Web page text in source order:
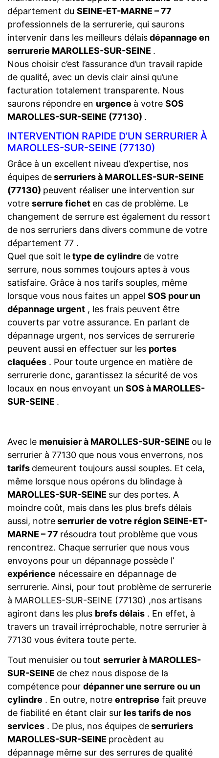
département du SEINE-ET-MARNE – 77
professionnels de la serrurerie, qui saurons
intervenir dans les meilleurs délaisdépannage en
serrurerie MAROLLES-SUR-SEINE .
Nous choisir c’est l’assurance d’un travail rapide
de qualité, avec un devis clair ainsi qu’une
facturation totalement transparente. Nous
saurons répondre en urgence à votre SOS
MAROLLES-SUR-SEINE (77130) .
INTERVENTION RAPIDE D’UN SERRURIER À
MAROLLES-SUR-SEINE (77130)
Grâce à un excellent niveau d’expertise, nos
équipes deserruriers à MAROLLES-SUR-SEINE
(77130) peuvent réaliser une intervention sur
votre serrure fichet en cas de problème. Le
changement de serrure est également du ressort
de nos serruriers dans divers commune de votre
département 77 .
Quel que soit letype de cylindre de votre
serrure, nous sommes toujours aptes à vous
satisfaire. Grâce à nos tarifs souples, même
lorsque vous nous faites un appel SOS pour un
dépannage urgent , les frais peuvent être
couverts par votre assurance. En parlant de
dépannage urgent, nos services de serrurerie
peuvent aussi en effectuer sur les portes
claquées . Pour toute urgence en matière de
serrurerie donc, garantissez la sécurité de vos
locaux en nous envoyant un SOS à MAROLLES-
SUR-SEINE .
Avec le menuisier à MAROLLES-SUR-SEINE ou le
serrurier à 77130 que nous vous enverrons, nos
tarifs demeurent toujours aussi souples. Et cela,
même lorsque nous opérons du blindage à
MAROLLES-SUR-SEINE sur des portes. A
moindre coût, mais dans les plus brefs délais
aussi, notreserrurier de votre région SEINE-ET-
MARNE – 77 résoudra tout problème que vous
rencontrez. Chaque serrurier que nous vous
envoyons pour un dépannage possède l’
expérience nécessaire en dépannage de
serrurerie. Ainsi, pour tout problème de serrurerie
à MAROLLES-SUR-SEINE (77130) ,nos artisans
agiront dans les plus brefs délais . En effet, à
travers un travail irréprochable, notre serrurier à
77130 vous évitera toute perte.
Tout menuisier ou tout serrurier à MAROLLES-
SUR-SEINE de chez nous dispose de la
compétence pour dépanner une serrure ou un
cylindre . En outre, notre entreprise fait preuve
de fiabilité en étant clair sur les tarifs de nos
services . De plus, nos équipes deserruriers
MAROLLES-SUR-SEINE procèdent au
dépannage même sur des serrures de qualité